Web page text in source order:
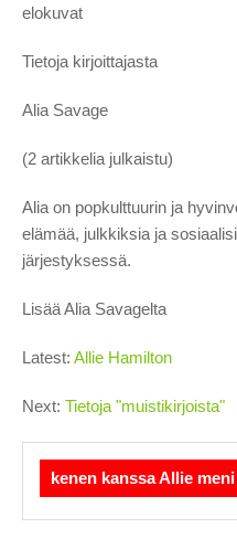
elokuvat
Tietoja kirjoittajasta
Alia Savage
(2 artikkelia julkaistu)
Alia on popkulttuurin ja
elämää, julkkiksia ja
järjestyksessä.
Lisää Alia Savagelta
Latest: Allie Hamilton
Next: Tietoja "muistikirjoista"
kenen kanssa Allie